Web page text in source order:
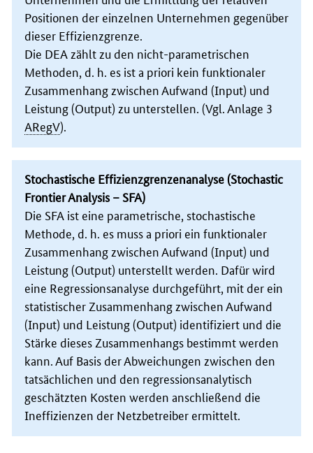
Positionen der einzelnen Unternehmen gegenüber
dieser Effizienzgrenze.
Die DEA zählt zu den nicht-parametrischen
Methoden, d. h. es ist a priori kein funktionaler
Zusammenhang zwischen Aufwand (Input) und
Leistung (Output) zu unterstellen. (Vgl. Anlage 3
ARegV).
Stochastische Effizienzgrenzenanalyse (Stochastic
Frontier Analysis – SFA)
Die SFA ist eine parametrische, stochastische
Methode, d. h. es muss a priori ein funktionaler
Zusammenhang zwischen Aufwand (Input) und
Leistung (Output) unterstellt werden. Dafür wird
eine Regressionsanalyse durchgeführt, mit der ein
statistischer Zusammenhang zwischen Aufwand
(Input) und Leistung (Output) identifiziert und die
Stärke dieses Zusammenhangs bestimmt werden
kann. Auf Basis der Abweichungen zwischen den
tatsächlichen und den regressionsanalytisch
geschätzten Kosten werden anschließend die
Ineffizienzen der Netzbetreiber ermittelt.